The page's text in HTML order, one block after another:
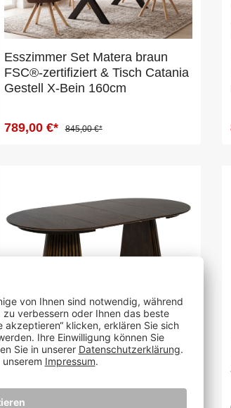
Esszimmer Set Matera braun
FSC®-zertifiziert & Tisch Catania
Gestell X-Bein 160cm
789,00 €* 845,00 €*
Esstisch Barletta Smoked Oak
oval 120/210 x 120 cm FSC®-
zertifiziert